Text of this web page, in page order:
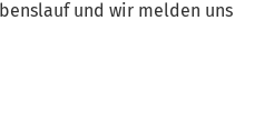
und wir melden uns